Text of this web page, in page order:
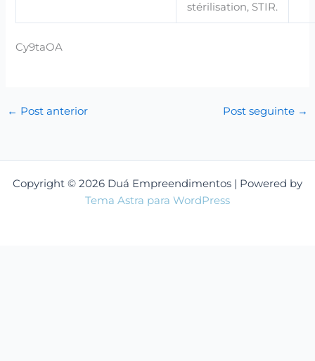
stérilisation, STIR.
Cy9taOA
← Post anterior Post seguinte →
Copyright © 2026 Duá Empreendimentos | Powered by
Tema Astra para WordPress